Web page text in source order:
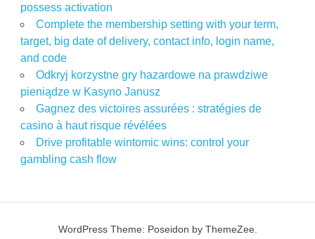
possess activation
Complete the membership setting with your term,
target, big date of delivery, contact info, login name,
and code
Odkryj korzystne gry hazardowe na prawdziwe
pieniądze w Kasyno Janusz
Gagnez des victoires assurées : stratégies de
casino à haut risque révélées
Drive profitable wintomic wins: control your
gambling cash flow
WordPress Theme: Poseidon by ThemeZee.